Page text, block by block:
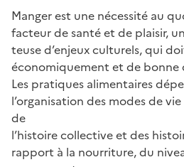
Manger est une nécessité au
facteur de santé et de plaisir,
teuse d’enjeux culturels, qui
économiquement et de bonne
Les pratiques alimentaires
l’organisation des modes de
de
l’histoire collective et des
rapport à la nourriture, du